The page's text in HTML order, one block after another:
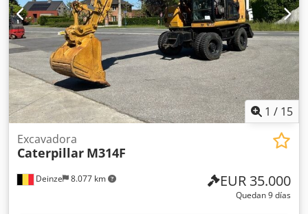
1 / 15
Deinze 8.077 km
Excavadora
Caterpillar M314F
EUR 35.000
Quedan 9 días